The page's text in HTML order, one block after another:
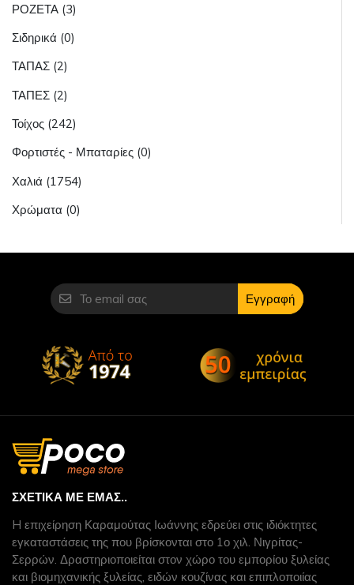
ΡΟΖΕΤΑ (3)
Σιδηρικά (0)
ΤΑΠΑΣ (2)
ΤΑΠΕΣ (2)
Τοίχος (242)
Φορτιστές - Μπαταρίες (0)
Χαλιά (1754)
Χρώματα (0)
Εγγραφή
ΣΧΕΤΙΚΆ ΜΕ ΕΜΆΣ..
H επιχείρηση Καραμούτας Ιωάννης εδρεύει στις ιδιόκτητες
εγκαταστάσεις της που βρίσκονται στο 1ο χιλ. Νιγρίτας-
Σερρών. Δραστηριοποιείται στον χώρο του εμπορίου ξυλείας
και βιομηχανικής ξυλείας, ειδών κουζίνας και επιπλοποιίας